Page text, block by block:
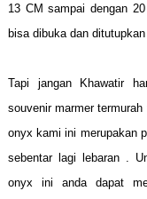
13 CM sampai dengan
bisa dibuka dan
Tapi jangan Khawatir
souvenir marmer
onyx kami ini merupakan
sebentar lagi lebaran .
onyx ini anda dapat